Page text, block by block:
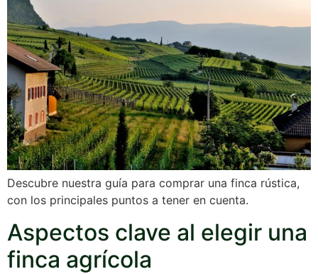
Descubre nuestra guía para comprar una finca rústica,
con los principales puntos a tener en cuenta.
Aspectos clave al elegir una
finca agrícola